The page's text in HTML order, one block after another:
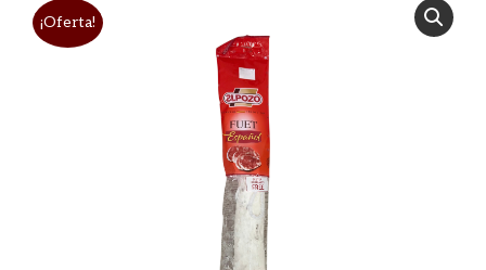
¡Oferta!